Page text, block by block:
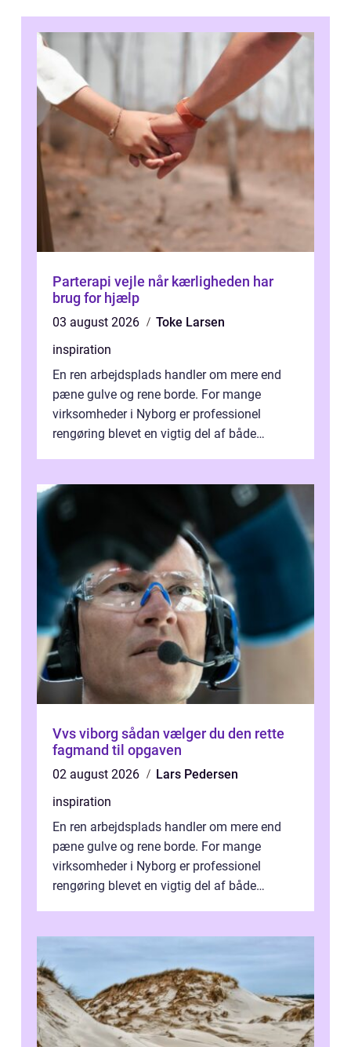
Parterapi vejle når kærligheden har
brug for hjælp
03 august 2026
Toke Larsen
inspiration
En ren arbejdsplads handler om mere end
pæne gulve og rene borde. For mange
virksomheder i Nyborg er professionel
rengøring blevet en vigtig del af både
Vvs viborg sådan vælger du den rette
fagmand til opgaven
02 august 2026
Lars Pedersen
inspiration
En ren arbejdsplads handler om mere end
pæne gulve og rene borde. For mange
virksomheder i Nyborg er professionel
rengøring blevet en vigtig del af både